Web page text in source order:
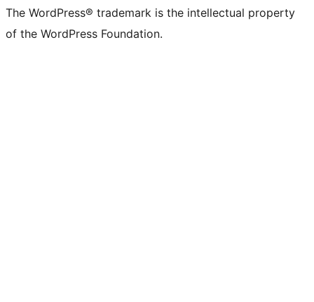
The WordPress® trademark is the intellectual property
of the WordPress Foundation.